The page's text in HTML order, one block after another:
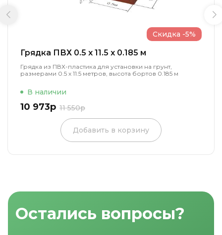
Грядка ПВХ 0.5 x 11.5 x 0.185 м
Грядка из ПВХ-пластика для установки на грунт,
размерами 0.5 х 11.5 метров, высота бортов 0.185 м
В наличии
10 973р 11 550р
Скидка -5%
Добавить в корзину
Остались вопросы?